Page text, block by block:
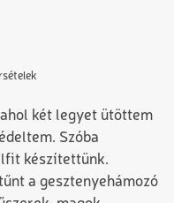
két legyet ütöttem
Szóba
készítettünk.
a gesztenyehámozó